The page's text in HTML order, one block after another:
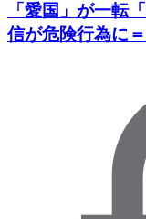
「愛国」が一転
信が危険行為に